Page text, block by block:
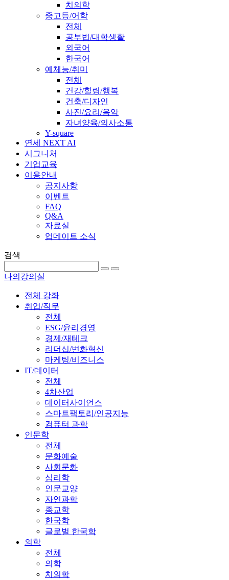
치의학
중고등/어학
전체
공부법/대학생활
외국어
한국어
예체능/취미
전체
건강/힐링/행복
건축/디자인
사진/요리/음악
자녀양육/의사소통
Y-square
연세 NEXT AI
시그니처
기업교육
이용안내
공지사항
이벤트
FAQ
Q&A
자료실
업데이트 소식
검색
나의강의실
전체 강좌
취업/직무
전체
ESG/윤리경영
경제/재테크
리더십/변화혁신
마케팅/비즈니스
IT/데이터
전체
4차산업
데이터사이언스
스마트팩토리/인공지능
컴퓨터 과학
인문학
전체
문화예술
사회문화
심리학
인문교양
자연과학
종교학
한국학
글로벌 한국학
의학
전체
의학
치의학